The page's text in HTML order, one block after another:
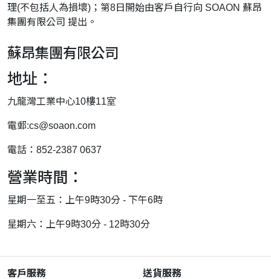
理(不包括人為損壞)；第8日開始由客戶自行向 SOAON 蘇昂
集團有限公司 提出。
蘇昂集團有限公司
地址：
九龍灣工業中心10樓11室
電郵:cs@soaon.com
電話：852-2387 0637
營業時間：
星期一至五：上午9時30分 - 下午6時
星期六：上午9時30分 - 12時30分
客戶服務 送貨服務